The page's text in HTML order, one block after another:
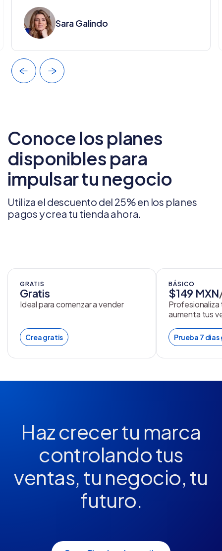
Sara Galindo
Conoce los planes
disponibles para
impulsar tu negocio
Utiliza el descuento del 25% en los planes
pagos y crea tu tienda ahora.
GRATIS
Gratis
Ideal para comenzar a vender
Crea gratis
BÁSICO
$149 MXN
aumenta tus
Prueba 7
Haz crecer tu marca
controlando tus
ventas, tu negocio, tu
futuro.